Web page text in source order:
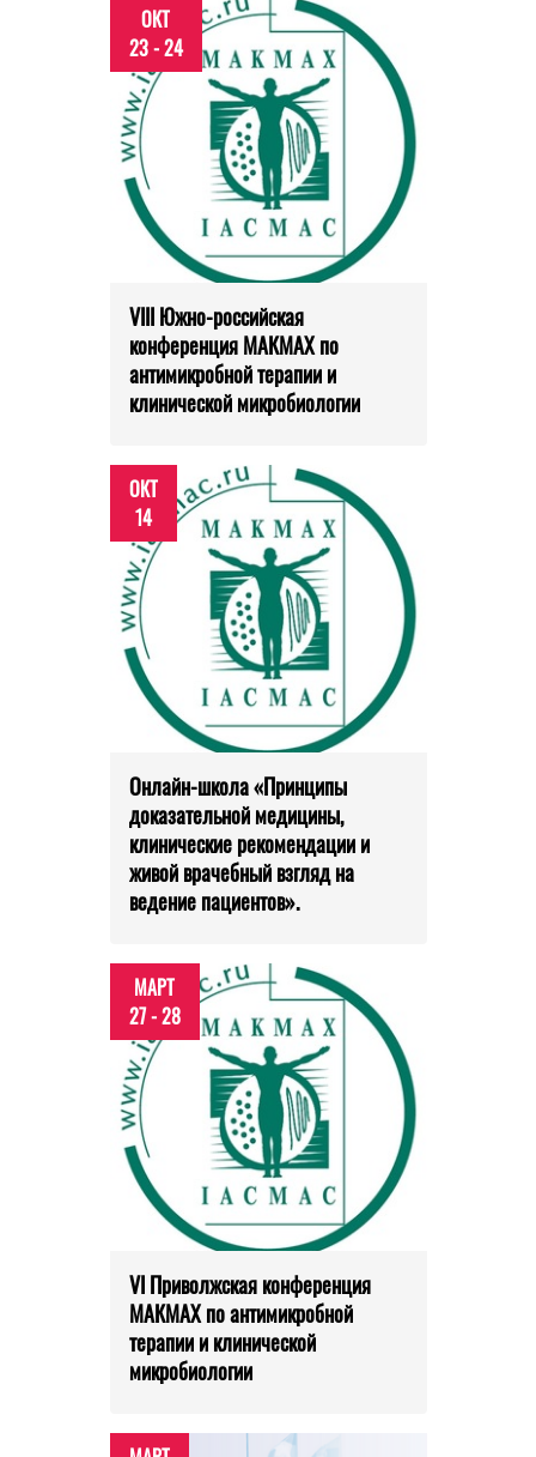
ОКТ
23 - 24
VIII Южно-российская
конференция МАКМАХ по
антимикробной терапии и
клинической микробиологии
ОКТ
14
Онлайн-школа «Принципы
доказательной медицины,
клинические рекомендации и
живой врачебный взгляд на
ведение пациентов».
МАРТ
27 - 28
VI Приволжская конференция
МАКМАХ по антимикробной
терапии и клинической
микробиологии